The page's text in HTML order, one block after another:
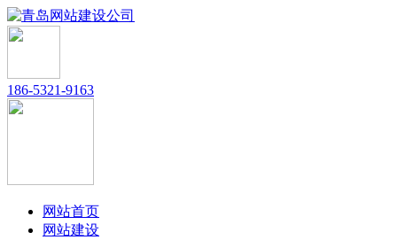
186-5321-9163
网站首页
网站建设